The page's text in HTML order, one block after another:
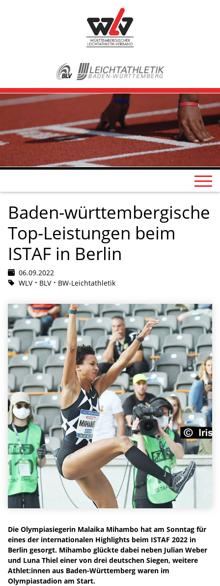
Baden-württembergische
Top-Leistungen beim
ISTAF in Berlin
06.09.2022
WLV
BLV BW-Leichtathletik
Die Olympiasiegerin Malaika Mihambo hat am Sonntag für
eines der internationalen Highlights beim ISTAF 2022 in
Berlin gesorgt. Mihambo glückte dabei neben Julian Weber
und Luna Thiel einer von drei deutschen Siegen, weitere
Athlet:innen aus Baden-Württemberg waren im
Olympiastadion am Start.